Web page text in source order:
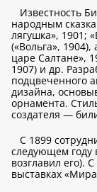
Известность
народным
лягушка», 1901;
(«Вольга»,
царе Салтане»,
1907) и др.
подцвеченного
дизайна,
орнамента.
создателя —
С 1899
следующем году
возглавил его).
выставках «Мира